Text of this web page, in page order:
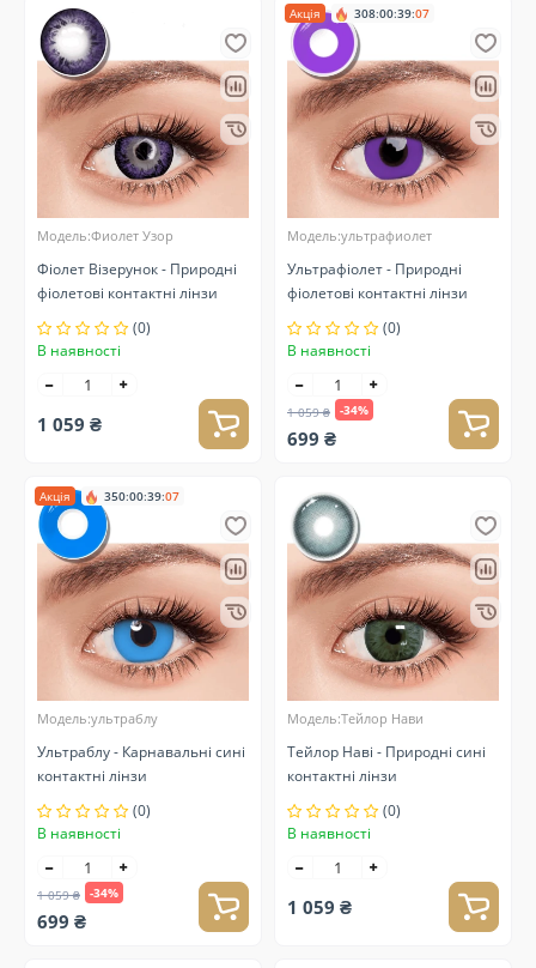
Модель:Фиолет Узор
Фіолет Візерунок - Природні
фіолетові контактні лінзи
(0)
В наявності
1 059 ₴
Акція 308:00:39:06
Модель:ультрафиолет
Ультрафіолет - Природні
фіолетові контактні лінзи
(0)
В наявності
1 059 ₴ -34%
699 ₴
Акція 350:00:39:06
Модель:ультраблу
Ультраблу - Карнавальні сині
контактні лінзи
(0)
В наявності
1 059 ₴ -34%
699 ₴
Модель:Тейлор Нави
Тейлор Наві - Природні сині
контактні лінзи
(0)
В наявності
1 059 ₴